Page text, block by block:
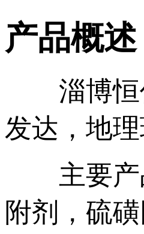
产品概述
淄博恒亿
发达，地
主要产品
附剂，硫